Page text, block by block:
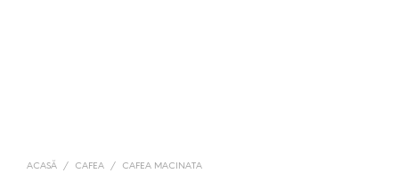
ACASĂ / CAFEA / CAFEA MACINATA